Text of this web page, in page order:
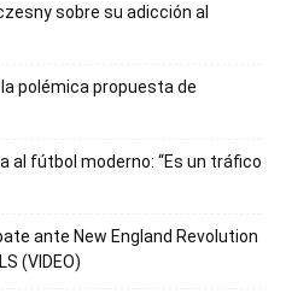
sobre su adicción al
polémica propuesta de
al fútbol moderno: “Es un tráfico
ante New England Revolution
(VIDEO)